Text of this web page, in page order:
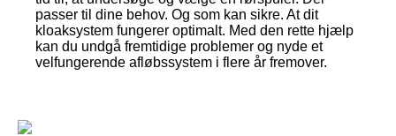
passer til dine behov. Og som kan sikre. At dit
kloaksystem fungerer optimalt. Med den rette hjælp
kan du undgå fremtidige problemer og nyde et
velfungerende afløbssystem i flere år fremover.